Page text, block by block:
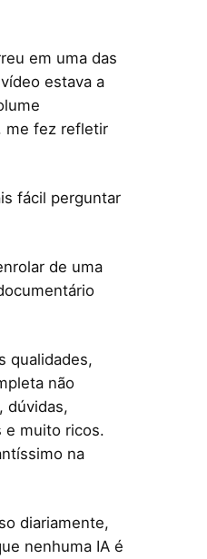
em uma das
estava a
me fez refletir
fácil perguntar
de uma
qualidades,
não
dúvidas,
e muito ricos.
na
diariamente,
nenhuma IA é